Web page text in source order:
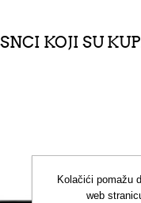
KOJI SU
Kolačići pomažu
web